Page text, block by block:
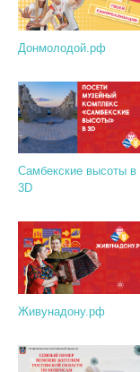
Донмолодой.рф
Самбекские высоты в
3D
Живунадону.рф